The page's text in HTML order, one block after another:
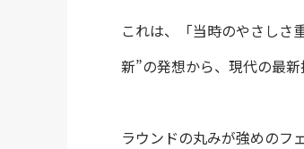
これは、「当時のやさしさ
新”の発想から、現代の最
ラウンドの丸みが強めのフ